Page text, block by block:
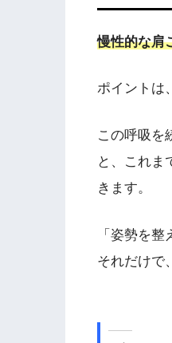
慢性的な肩
ポイントは、
この呼吸を
と、これま
きます。
「姿勢を整
それだけで